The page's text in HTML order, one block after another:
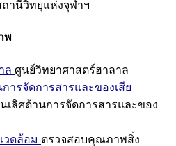
ถานีวิทยุแห่งจุฬาฯ
พ
ล ศูนย์วิทยาศาสตร์ฮาลาล
ารจัดการสารและของเสีย
เลิศด้านการจัดการสารและของ
ดล้อม ตรวจสอบคุณภาพสิ่ง